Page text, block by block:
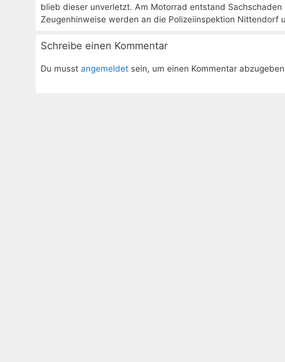
blieb dieser unverletzt. Am Motorrad entstand
Zeugenhinweise werden an die Polizeiinspektion
Schreibe einen Kommentar
Du musst angemeldet sein, um einen Kommentar